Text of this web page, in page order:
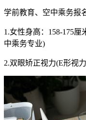
学前教育、空中乘务报
1.女性身高：158-175厘
中乘务专业)
2.双眼矫正视力(E形视